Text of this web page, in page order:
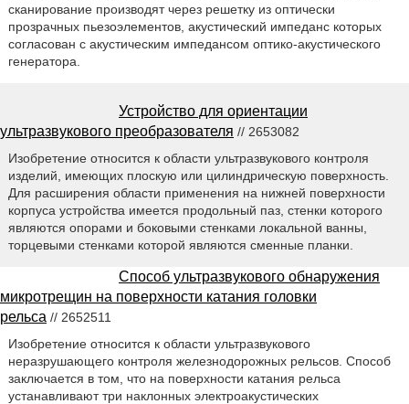
сканирование производят через решетку из оптически
прозрачных пьезоэлементов, акустический импеданс которых
согласован с акустическим импедансом оптико-акустического
генератора.
Устройство для ориентации
ультразвукового преобразователя // 2653082
Изобретение относится к области ультразвукового контроля
изделий, имеющих плоскую или цилиндрическую поверхность.
Для расширения области применения на нижней поверхности
корпуса устройства имеется продольный паз, стенки которого
являются опорами и боковыми стенками локальной ванны,
торцевыми стенками которой являются сменные планки.
Способ ультразвукового обнаружения
микротрещин на поверхности катания головки
рельса // 2652511
Изобретение относится к области ультразвукового
неразрушающего контроля железнодорожных рельсов. Способ
заключается в том, что на поверхности катания рельса
устанавливают три наклонных электроакустических